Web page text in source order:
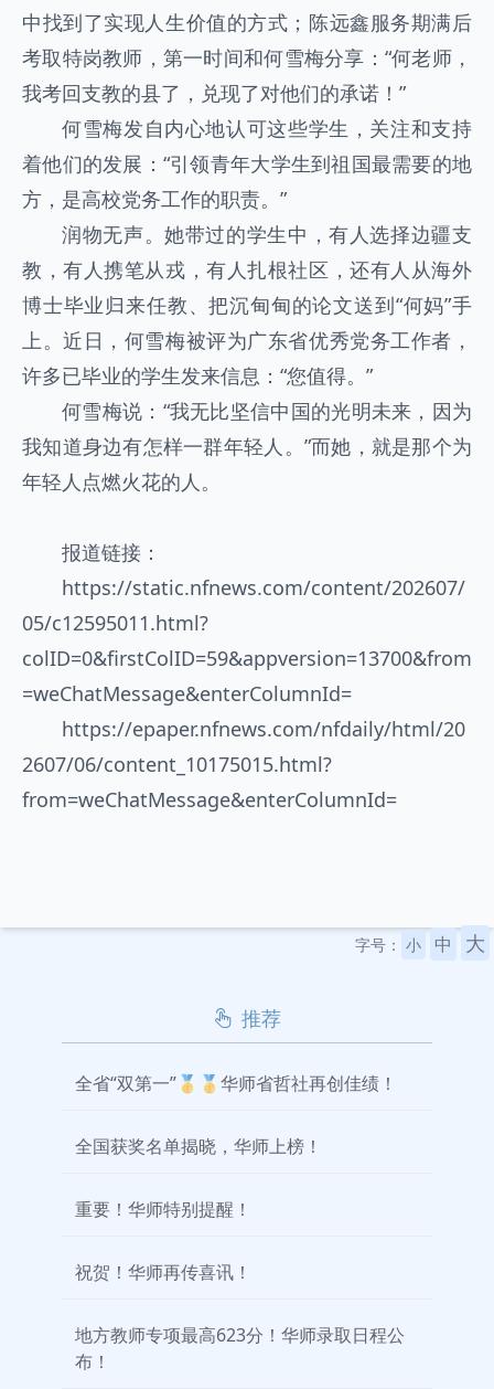
中找到了实现人生价值的方式；陈远鑫服务期满后
考取特岗教师，第一时间和何雪梅分享：“何老师，
我考回支教的县了，兑现了对他们的承诺！”
何雪梅发自内心地认可这些学生，关注和支持
着他们的发展：“引领青年大学生到祖国最需要的地
方，是高校党务工作的职责。”
润物无声。她带过的学生中，有人选择边疆支
教，有人携笔从戎，有人扎根社区，还有人从海外
博士毕业归来任教、把沉甸甸的论文送到“何妈”手
上。近日，何雪梅被评为广东省优秀党务工作者，
许多已毕业的学生发来信息：“您值得。”
何雪梅说：“我无比坚信中国的光明未来，因为
我知道身边有怎样一群年轻人。”而她，就是那个为
年轻人点燃火花的人。
报道链接：
https://static.nfnews.com/content/202607/
05/c12595011.html?
colID=0&firstColID=59&appversion=13700&from
=weChatMessage&enterColumnId=
https://epaper.nfnews.com/nfdaily/html/20
2607/06/content_10175015.html?
from=weChatMessage&enterColumnId=
字号： 小 中 大
推荐
全省“双第一”🥇🥇华师省哲社再创佳绩！
全国获奖名单揭晓，华师上榜！
重要！华师特别提醒！
祝贺！华师再传喜讯！
地方教师专项最高623分！华师录取日程公
布！